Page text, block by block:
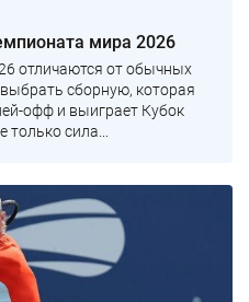
мира 2026
отличаются от обычных
сборную, которая
офф и выиграет Кубок
сила...